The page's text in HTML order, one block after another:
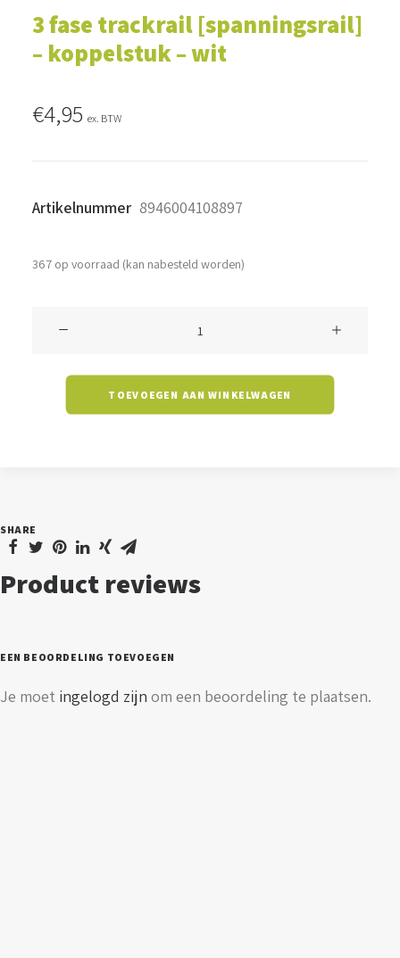
3 fase trackrail [spanningsrail]
– koppelstuk – wit
€4,95 ex. BTW
Artikelnummer 8946004108897
367 op voorraad (kan nabesteld worden)
trackrail
[spanningsrail]
aantal
TOEVOEGEN AAN WINKELWAGEN
SHARE
Product reviews
EEN BEOORDELING TOEVOEGEN
Je moet ingelogd zijn om een beoordeling te plaatsen.